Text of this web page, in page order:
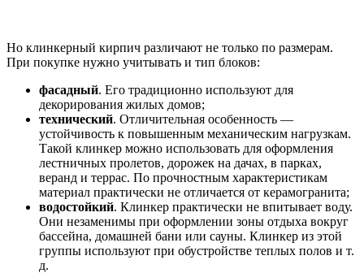
Но клинкерный кирпич различают не только по размерам.
При покупке нужно учитывать и тип блоков:
фасадный. Его традиционно используют для
декорирования жилых домов;
технический. Отличительная особенность —
устойчивость к повышенным механическим нагрузкам.
Такой клинкер можно использовать для оформления
лестничных пролетов, дорожек на дачах, в парках,
веранд и террас. По прочностным характеристикам
материал практически не отличается от керамогранита;
водостойкий. Клинкер практически не впитывает воду.
Они незаменимы при оформлении зоны отдыха вокруг
бассейна, домашней бани или сауны. Клинкер из этой
группы используют при обустройстве теплых полов и т.
д.